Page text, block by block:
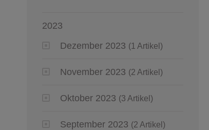
2023
Dezember 2023 (1 Artikel)
November 2023 (2 Artikel)
Oktober 2023 (3 Artikel)
September 2023 (2 Artikel)